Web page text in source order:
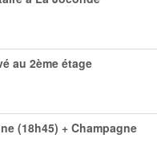
au 2ème étage
(18h45) + Champagne